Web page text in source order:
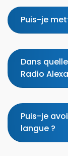
Puis-je
Dans
Radio
Puis-je
langue ?